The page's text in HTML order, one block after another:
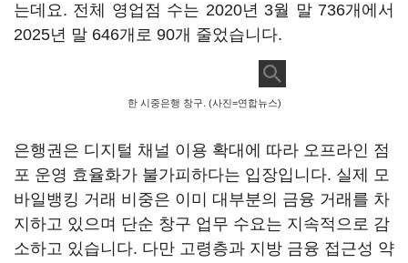
는데요. 전체 영업점 수는 2020년 3월 말 736개에서
2025년 말 646개로 90개 줄었습니다.
한 시중은행 창구. (사진=연합뉴스)
은행권은 디지털 채널 이용 확대에 따라 오프라인 점
포 운영 효율화가 불가피하다는 입장입니다. 실제 모
바일뱅킹 거래 비중은 이미 대부분의 금융 거래를 차
지하고 있으며 단순 창구 업무 수요는 지속적으로 감
소하고 있습니다. 다만 고령층과 지방 금융 접근성 약